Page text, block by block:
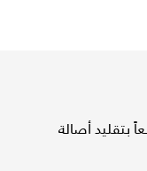
بتقليد أصالة